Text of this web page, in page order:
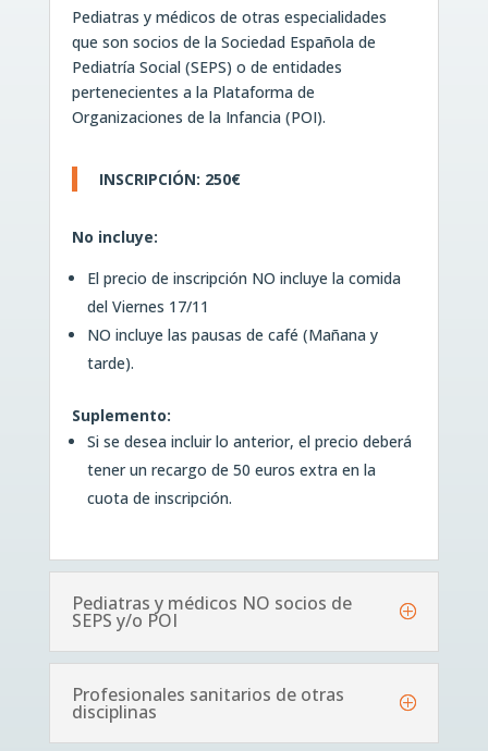
Pediatras y médicos de otras especialidades
que son socios de la Sociedad Española de
Pediatría Social (SEPS) o de entidades
pertenecientes a la Plataforma de
Organizaciones de la Infancia (POI).
INSCRIPCIÓN: 250€
No incluye:
El precio de inscripción NO incluye la comida
del Viernes 17/11
NO incluye las pausas de café (Mañana y
tarde).
Suplemento:
Si se desea incluir lo anterior, el precio deberá
tener un recargo de 50 euros extra en la
cuota de inscripción.
Pediatras y médicos NO socios de
SEPS y/o POI
Profesionales sanitarios de otras
disciplinas